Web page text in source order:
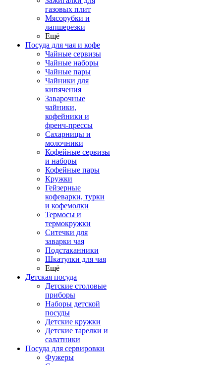
газовых плит
Мясорубки и
лапшерезки
Ещё
Посуда для чая и кофе
Чайные сервизы
Чайные наборы
Чайные пары
Чайники для
кипячения
Заварочные
чайники,
кофейники и
френч-прессы
Сахарницы и
молочники
Кофейные сервизы
и наборы
Кофейные пары
Кружки
Гейзерные
кофеварки, турки
и кофемолки
Термосы и
термокружки
Ситечки для
заварки чая
Подстаканники
Шкатулки для чая
Ещё
Детская посуда
Детские столовые
приборы
Наборы детской
посуды
Детские кружки
Детские тарелки и
салатники
Посуда для сервировки
Фужеры